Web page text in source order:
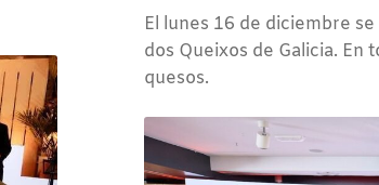
El lunes 16 de diciembre
dos Queixos de Galicia.
quesos.